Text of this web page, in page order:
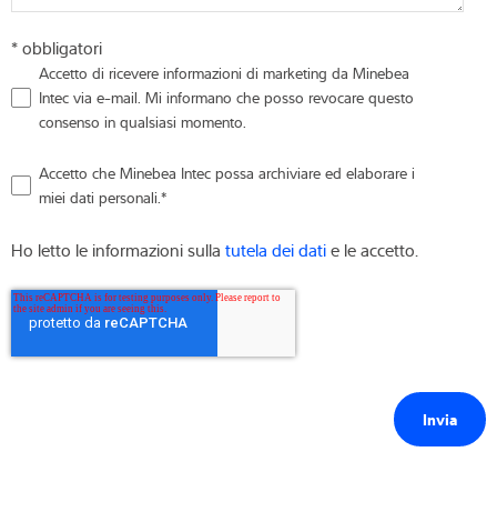
* obbligatori
Accetto di ricevere informazioni di marketing da Minebea
Intec via e-mail. Mi informano che posso revocare questo
consenso in qualsiasi momento.
Accetto che Minebea Intec possa archiviare ed elaborare i
miei dati personali.*
Ho letto le informazioni sulla tutela dei datie le accetto.